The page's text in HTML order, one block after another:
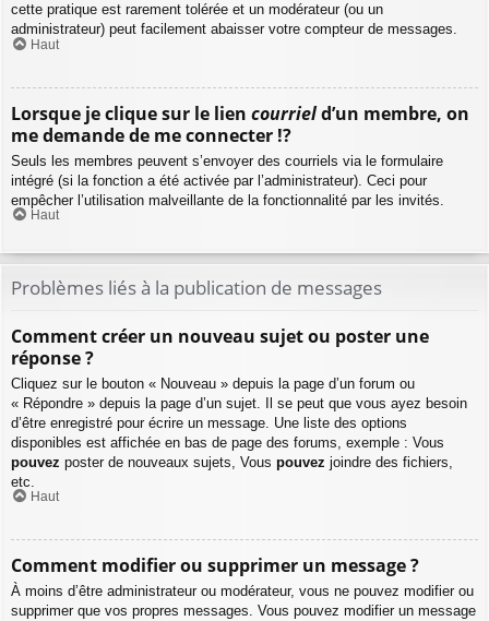
cette pratique est rarement tolérée et un modérateur (ou un
administrateur) peut facilement abaisser votre compteur de messages.
Haut
Lorsque je clique sur le lien courrield’un membre, on
me demande de me connecter !?
Seuls les membres peuvent s’envoyer des courriels via le formulaire
intégré (si la fonction a été activée par l’administrateur). Ceci pour
empêcher l’utilisation malveillante de la fonctionnalité par les invités.
Haut
Problèmes liés à la publication de messages
Comment créer un nouveau sujet ou poster une
réponse ?
Cliquez sur le bouton « Nouveau » depuis la page d’un forum ou
« Répondre » depuis la page d’un sujet. Il se peut que vous ayez besoin
d’être enregistré pour écrire un message. Une liste des options
disponibles est affichée en bas de page des forums, exemple : Vous
pouvez poster de nouveaux sujets, Vous pouvez joindre des fichiers,
etc.
Haut
Comment modifier ou supprimer un message ?
À moins d’être administrateur ou modérateur, vous ne pouvez modifier ou
supprimer que vos propres messages. Vous pouvez modifier un message